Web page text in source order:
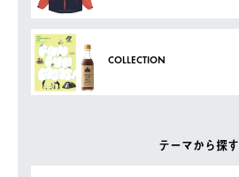
COLLECTION
テーマから探す